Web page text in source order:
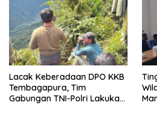
Lacak Keberadaan DPO KKB
Tembagapura, Tim
Gabungan TNI-Polri Lakukan